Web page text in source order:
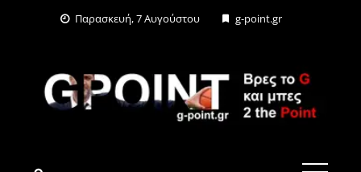
Παρασκευή, 7 Αυγούστου g-point.gr
G-POINT.GR